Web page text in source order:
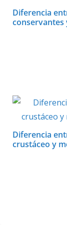
p k
Diferencia
conservantes
Diferencia
crustáceo y